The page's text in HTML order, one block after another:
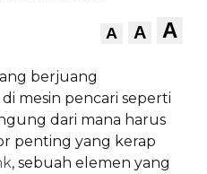
A A A
berjuang
mesin pencari seperti
dari mana harus
penting yang kerap
, sebuah elemen yang